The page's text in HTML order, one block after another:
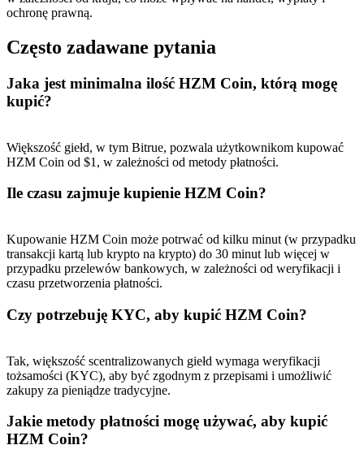
Zaproś przyjaciela, aby otrzymać nagrody pieniężne
BTC Welcome Rewards
BTC Welcome Rewards
Deposit & Trade BTC to Share 25000 USDT prize pool!
ochronę prawną.
Często zadawane pytania
Jaka jest minimalna ilość HZM Coin, którą mogę
kupić?
Większość giełd, w tym Bitrue, pozwala użytkownikom kupować
HZM Coin od $1, w zależności od metody płatności.
Ile czasu zajmuje kupienie HZM Coin?
Kupowanie HZM Coin może potrwać od kilku minut (w przypadku
transakcji kartą lub krypto na krypto) do 30 minut lub więcej w
przypadku przelewów bankowych, w zależności od weryfikacji i
czasu przetworzenia płatności.
Czy potrzebuję KYC, aby kupić HZM Coin?
Tak, większość scentralizowanych giełd wymaga weryfikacji
tożsamości (KYC), aby być zgodnym z przepisami i umożliwić
zakupy za pieniądze tradycyjne.
Jakie metody płatności mogę używać, aby kupić
HZM Coin?